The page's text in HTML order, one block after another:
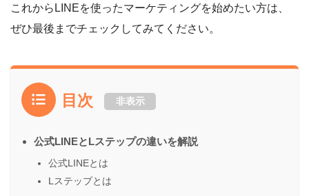
これからLINEを使ったマーケティングを始めたい方は、
ぜひ最後までチェックしてみてください。
目次 非表示
公式LINEとLステップの違いを解説
公式LINEとは
Lステップとは